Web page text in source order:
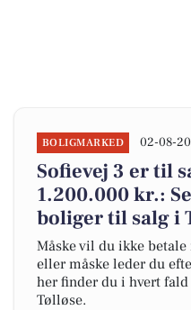
BOLIGMARKED 02-08-
Sofievej 3 er til
1.200.000 kr.:
boliger til salg i
Måske vil du ikke
eller måske leder du
her finder du i hvert
Tølløse.